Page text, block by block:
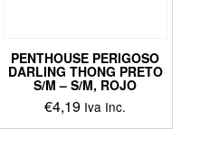
PENTHOUSE PERIGOSO
DARLING THONG PRETO
S/M – S/M, ROJO
€4,19 Iva Inc.
This